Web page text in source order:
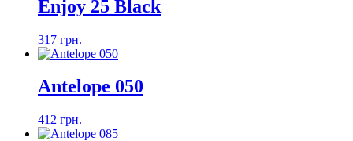
Enjoy 25 Black
317 грн.
Antelope 050
412 грн.